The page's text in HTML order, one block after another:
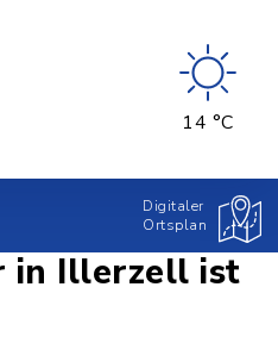
14 °C
Digitaler
Ortsplan
in Illerzell ist